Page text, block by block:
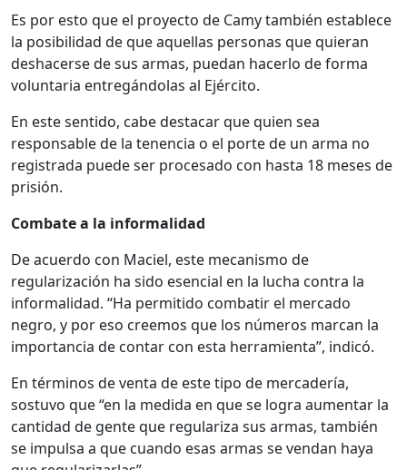
Es por esto que el proyecto de Camy también establece
la posibilidad de que aquellas personas que quieran
deshacerse de sus armas, puedan hacerlo de forma
voluntaria entregándolas al Ejército.
En este sentido, cabe destacar que quien sea
responsable de la tenencia o el porte de un arma no
registrada puede ser procesado con hasta 18 meses de
prisión.
Combate a la informalidad
De acuerdo con Maciel, este mecanismo de
regularización ha sido esencial en la lucha contra la
informalidad. “Ha permitido combatir el mercado
negro, y por eso creemos que los números marcan la
importancia de contar con esta herramienta”, indicó.
En términos de venta de este tipo de mercadería,
sostuvo que “en la medida en que se logra aumentar la
cantidad de gente que regulariza sus armas, también
se impulsa a que cuando esas armas se vendan haya